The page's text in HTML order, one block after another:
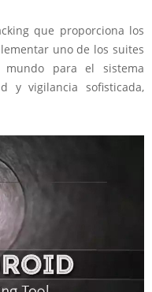
que proporciona los
uno de los suites
mundo para el sistema
y vigilancia sofisticada,